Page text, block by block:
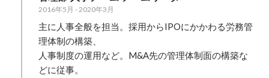
2016年5月 -2020年3月
主に人事全般を担当。採用からIPOにかかわる労務管
理体制の構築、
人事制度の運用など。M&A先の管理体制面の構築な
どに従事。